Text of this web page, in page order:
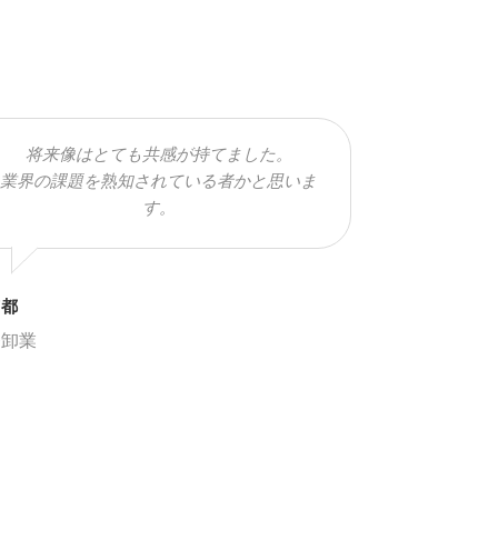
将来像はとても共感が持てました。
業界の課題を熟知されている者かと思いま
す。
業